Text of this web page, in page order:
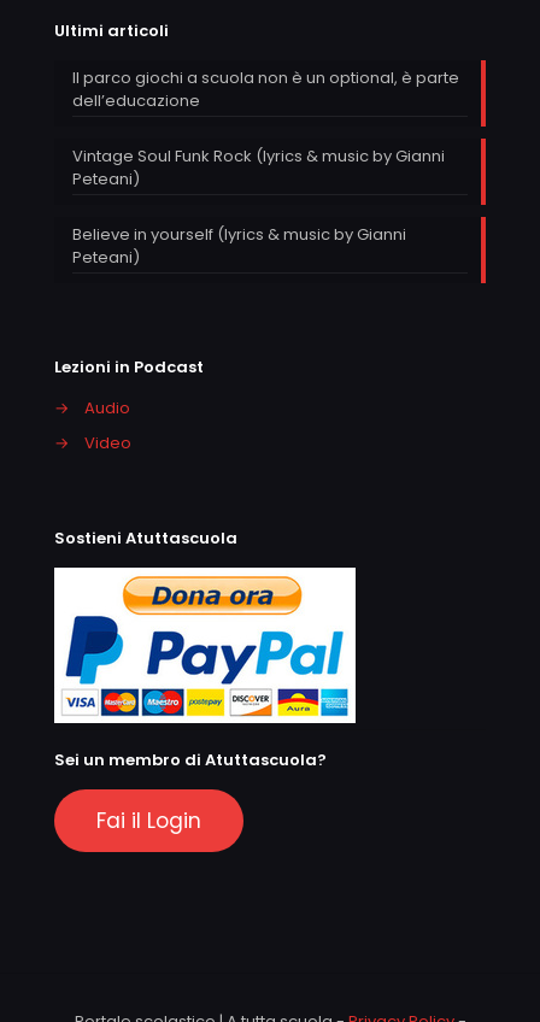
Ultimi articoli
Il parco giochi a scuola non è un optional, è parte
dell’educazione
Vintage Soul Funk Rock (lyrics & music by Gianni
Peteani)
Believe in yourself (lyrics & music by Gianni
Peteani)
Lezioni in Podcast
→
Audio
→
Video
Sostieni Atuttascuola
Sei un membro di Atuttascuola?
Fai il Login